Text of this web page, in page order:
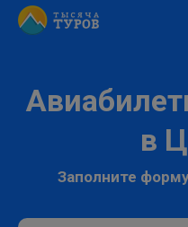
в
Заполните